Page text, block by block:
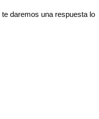
daremos una respuesta lo